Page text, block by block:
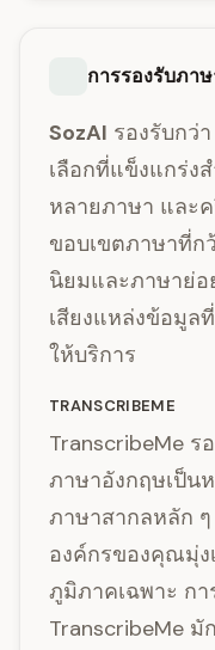
การรองรับภา
SozAI รองรับกว่
เลือกที่แข็งแกร่
หลายภาษา และ
ขอบเขตภาษาที่ก
นิยมและภาษาย่
เสียงแหล่งข้อมูล
ให้บริการ
TRANSCRIBEME
TranscribeMe ร
ภาษาอังกฤษเป็น
ภาษาสากลหลัก
องค์กรของคุณมุ่
ภูมิภาคเฉพาะ ก
TranscribeMe มั